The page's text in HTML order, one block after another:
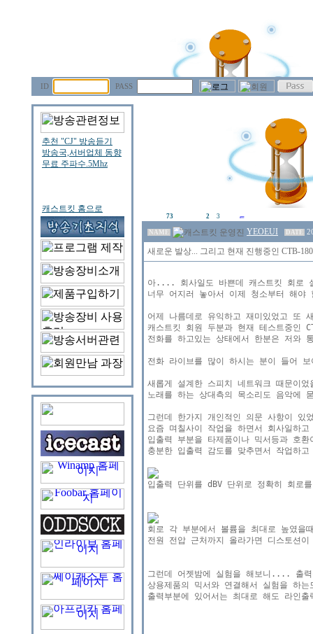
ID PASS
73 2 3
NAME YEOEUI DATE
새로운 발상... 그리고 현재 진행중인 CTB-
아.... 회사일도 바쁜데 캐스트킷 회로
너무 어지러 놓아서 이제 청소부터 해야
어제 나름데로 유익하고 재미있었고 또
캐스트킷 회원 두분과 현재 테스트중인
전화를 하고있는 상태에서 한분은 저와
전화 라이브를 많이 하시는 분이 들어
새롭게 설계한 스피치 네트워크 때문이
노래를 하는 상대측의 목소리도 음악에
그런데 한가지 개인적인 의문 사항이 있
요즘 며칠사이 작업을 하면서 회사일하
입출력 부분을 타제품이나 믹서등과 호
충분한 입출력 감도를 맞추면서 작업하
전원 전압 근처까지 올라가면 디스토션
그런데 어젯밤에 실험을 해보니.... 출
상용제품의 믹서와 연결해서 실험을 하
출력부분에 있어서는 최대로 해도 라인